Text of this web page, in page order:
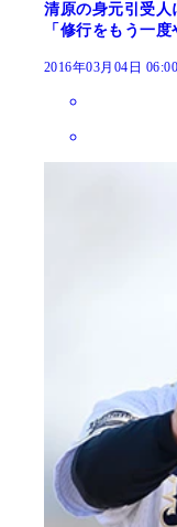
清原の身元引受
「修行をもう一
2016年03月04日 06:00